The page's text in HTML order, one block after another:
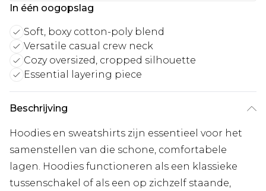
In één oogopslag
Soft, boxy cotton-poly blend
Versatile casual crew neck
Cozy oversized, cropped silhouette
Essential layering piece
Beschrijving
Hoodies en sweatshirts zijn essentieel voor het
samenstellen van die schone, comfortabele
lagen. Hoodies functioneren als een klassieke
tussenschakel of als een op zichzelf staande,